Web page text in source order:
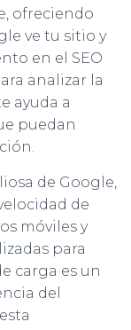
ofreciendo
ve tu sitio y
en el SEO
analizar la
ayuda a
puedan
de Google,
de
móviles y
para
carga es un
del